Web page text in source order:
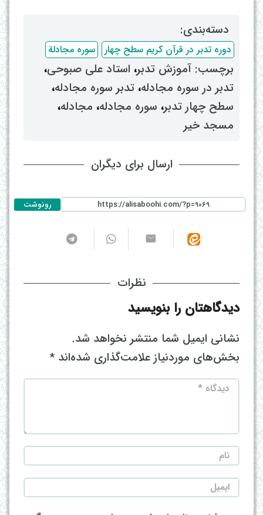
دسته‌بندی: ‌
دوره تدبر در قرآن کریم سطح چهار سوره مجادلة
برچسب: ‌ آموزش تدبر، ‌ استاد علی صبوحی،
تدبر در سوره مجادله، ‌ تدبر سوره مجادله،
سطح چهار تدبر، ‌ سوره مجادله، ‌ مجادله،
مسجد خیر
ارسال برای دیگران
رونوشت
نظرات
دیدگاهتان را بنویسید
نشانی ایمیل شما منتشر نخواهد شد.
بخش‌های موردنیاز علامت‌گذاری شده‌اند *